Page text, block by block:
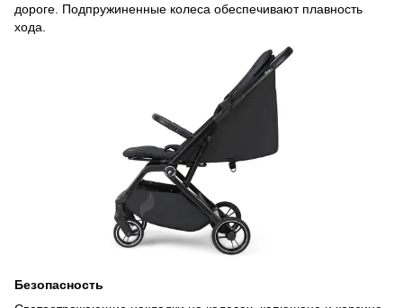
дороге. Подпружиненные колеса обеспечивают плавность
хода.
Безопасность